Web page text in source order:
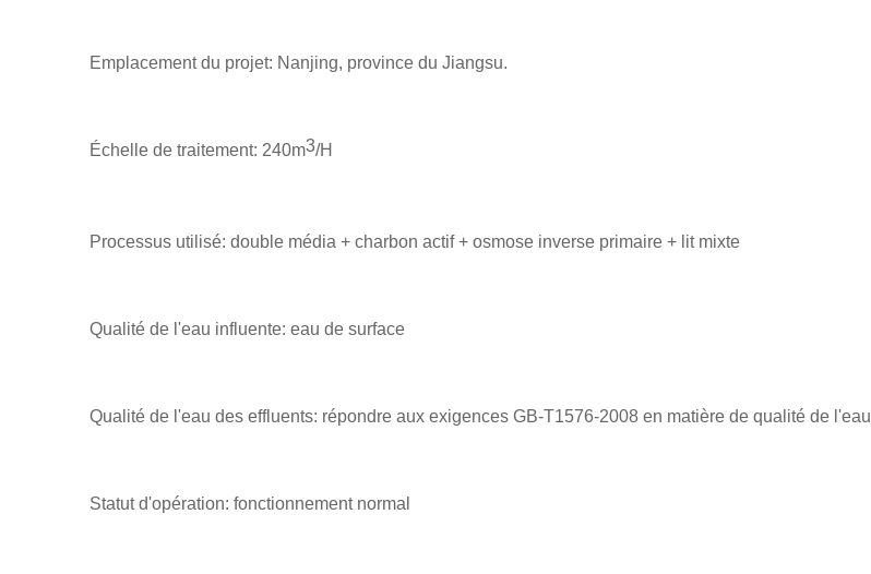
Emplacement du projet: Nanjing, province du Jiangsu.
Échelle de traitement: 240m3/H
Processus utilisé: double média + charbon actif + osmose inverse primaire + lit mixte
Qualité de l'eau influente: eau de surface
Qualité de l'eau des effluents: répondre aux exigences GB-T1576-2008 en matière de qualité de l'eau
Statut d'opération: fonctionnement normal